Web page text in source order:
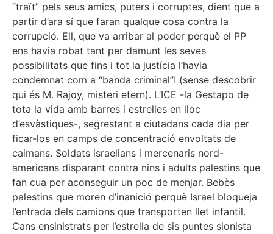
“traït” pels seus amics, puters i corruptes, dient que a
partir d’ara sí que faran qualque cosa contra la
corrupció. Ell, que va arribar al poder perquè el PP
ens havia robat tant per damunt les seves
possibilitats que fins i tot la justícia l’havia
condemnat com a “banda criminal”! (sense descobrir
qui és M. Rajoy, misteri etern). L’ICE -la Gestapo de
tota la vida amb barres i estrelles en lloc
d’esvàstiques-, segrestant a ciutadans cada dia per
ficar-los en camps de concentració envoltats de
caimans. Soldats israelians i mercenaris nord-
americans disparant contra nins i adults palestins que
fan cua per aconseguir un poc de menjar. Bebès
palestins que moren d’inanició perquè Israel bloqueja
l’entrada dels camions que transporten llet infantil.
Cans ensinistrats per l’estrella de sis puntes sionista